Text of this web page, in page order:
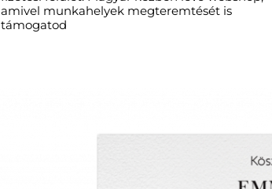
amivel munkahelyek megteremtését is
támogatod​